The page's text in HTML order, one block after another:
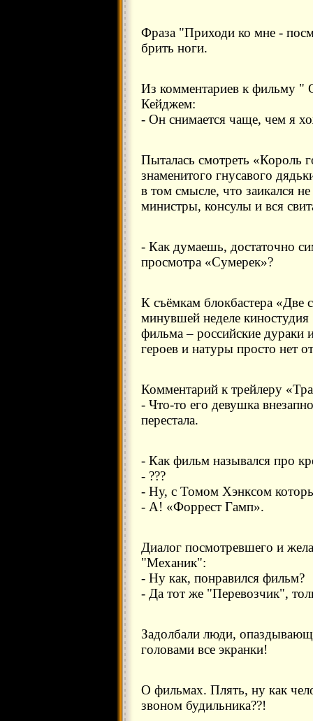
Фраза "Приходи ко мне -
брить ноги.
Из комментариев к фильму "
Кейджем:
- Он снимается чаще, чем я
Пыталась смотреть «Король
знаменитого гнусавого
в том смысле, что заикался
министры, консулы и вся
- Как думаешь, достаточно
просмотра «Сумерек»?
К съёмкам блокбастера «Две
минувшей неделе
фильма – российские дураки
героев и натуры просто нет
Комментарий к трейлеру
- Что-то его девушка
перестала.
- Как фильм назывался про
- ???
- Ну, с Томом Хэнксом
- А! «Форрест Гамп».
Диалог посмотревшего и
"Механик":
- Ну как, понравился фильм?
- Да тот же "Перевозчик",
Задолбали люди,
головами все экранки!
О фильмах. Плять, ну как
звоном будильника??!